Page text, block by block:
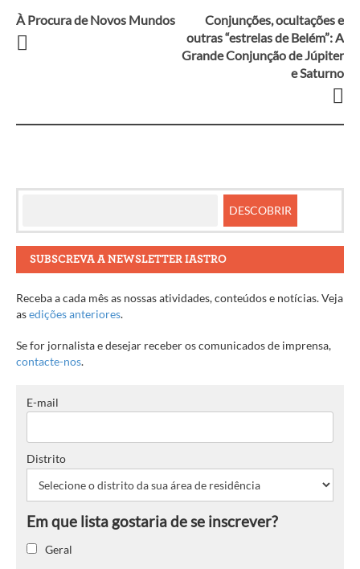
Navegação
À Procura de Novos Mundos
Conjunções, ocultações e
outras “estrelas de Belém”: A
Grande Conjunção de Júpiter
e Saturno
SUBSCREVA A NEWSLETTER IASTRO
Receba a cada mês as nossas atividades, conteúdos e notícias. Veja
asedições anteriores.
Se for jornalista e desejar receber os comunicados de imprensa,
contacte-nos.
E-mail
Distrito
Geral